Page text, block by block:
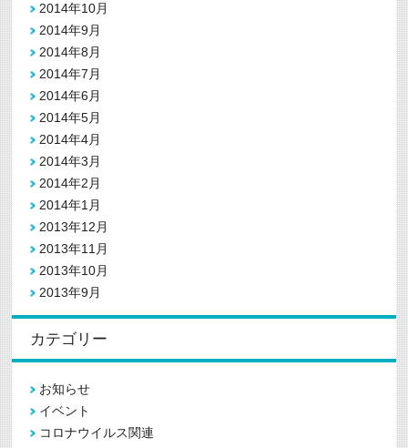
2014年10月
2014年9月
2014年8月
2014年7月
2014年6月
2014年5月
2014年4月
2014年3月
2014年2月
2014年1月
2013年12月
2013年11月
2013年10月
2013年9月
カテゴリー
お知らせ
イベント
コロナウイルス関連